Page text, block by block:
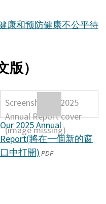
康和预防健康不公平待
）
Our 2025 Annual
Report(將在一個新的窗
口中打開) PDF